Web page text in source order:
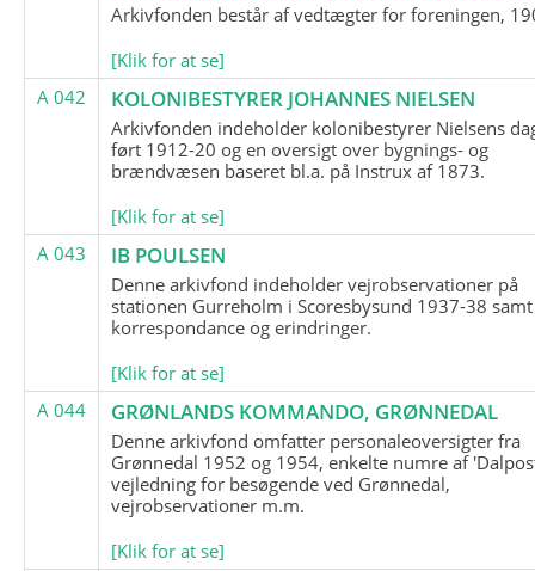
Arkivfonden består af vedtægter for foreningen,
[Klik for at se]
A 042
KOLONIBESTYRER JOHANNES NIELSEN
Arkivfonden indeholder kolonibestyrer Nielsens
ført 1912-20 og en oversigt over bygnings- og
brændvæsen baseret bl.a. på Instrux af 1873.
[Klik for at se]
A 043
IB POULSEN
Denne arkivfond indeholder vejrobservationer på
stationen Gurreholm i Scoresbysund 1937-38 samt
korrespondance og erindringer.
[Klik for at se]
A 044
GRØNLANDS KOMMANDO, GRØNNEDAL
Denne arkivfond omfatter personaleoversigter fra
Grønnedal 1952 og 1954, enkelte numre af
vejledning for besøgende ved Grønnedal,
vejrobservationer m.m.
[Klik for at se]